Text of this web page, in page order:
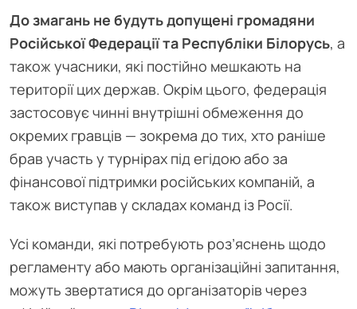
До змагань не будуть допущені громадяни
Російської Федерації та Республіки Білорусь, а
також учасники, які постійно мешкають на
території цих держав. Окрім цього, федерація
застосовує чинні внутрішні обмеження до
окремих гравців — зокрема до тих, хто раніше
брав участь у турнірах під егідою або за
фінансової підтримки російських компаній, а
також виступав у складах команд із Росії.
Усі команди, які потребують роз’яснень щодо
регламенту або мають організаційні запитання,
можуть звертатися до організаторів через